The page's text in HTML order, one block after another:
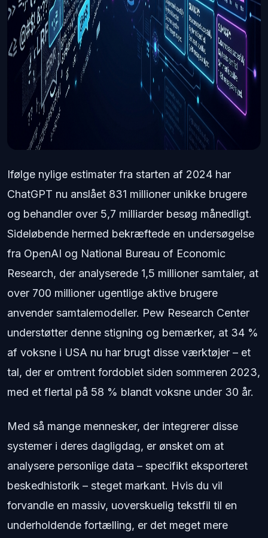
Ifølge nylige estimater fra starten af 2024 har
ChatGPT nu anslået 831 millioner unikke brugere
og behandler over 5,7 milliarder besøg månedligt.
Sideløbende hermed bekræftede en undersøgelse
fra OpenAI og National Bureau of Economic
Research, der analyserede 1,5 millioner samtaler, at
over 700 millioner ugentlige aktive brugere
anvender samtalemodeller. Pew Research Center
understøtter denne stigning og bemærker, at 34 %
af voksne i USA nu har brugt disse værktøjer – et
tal, der er omtrent fordoblet siden sommeren 2023,
med et flertal på 58 % blandt voksne under 30 år.
Med så mange mennesker, der integrerer disse
systemer i deres dagligdag, er ønsket om at
analysere personlige data – specifikt eksporteret
beskedhistorik – steget markant. Hvis du vil
forvandle en massiv, uoverskuelig tekstfil til en
underholdende fortælling, er det meget mere